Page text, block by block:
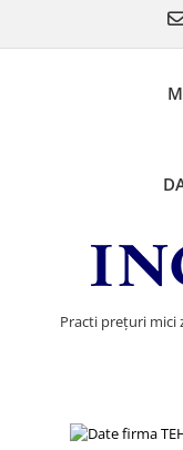
Practi prețuri mici